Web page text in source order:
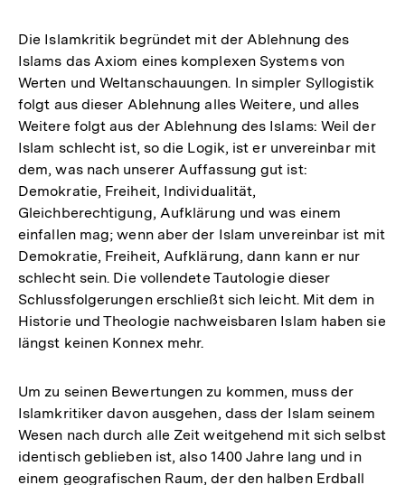
Die Islamkritik begründet mit der Ablehnung des
Islams das Axiom eines komplexen Systems von
Werten und Weltanschauungen. In simpler Syllogistik
folgt aus dieser Ablehnung alles Weitere, und alles
Weitere folgt aus der Ablehnung des Islams: Weil der
Islam schlecht ist, so die Logik, ist er unvereinbar mit
dem, was nach unserer Auffassung gut ist:
Demokratie, Freiheit, Individualität,
Gleichberechtigung, Aufklärung und was einem
einfallen mag; wenn aber der Islam unvereinbar ist mit
Demokratie, Freiheit, Aufklärung, dann kann er nur
schlecht sein. Die vollendete Tautologie dieser
Schlussfolgerungen erschließt sich leicht. Mit dem in
Historie und Theologie nachweisbaren Islam haben sie
längst keinen Konnex mehr.
Um zu seinen Bewertungen zu kommen, muss der
Islamkritiker davon ausgehen, dass der Islam seinem
Wesen nach durch alle Zeit weitgehend mit sich selbst
identisch geblieben ist, also 1400 Jahre lang und in
einem geografischen Raum, der den halben Erdball